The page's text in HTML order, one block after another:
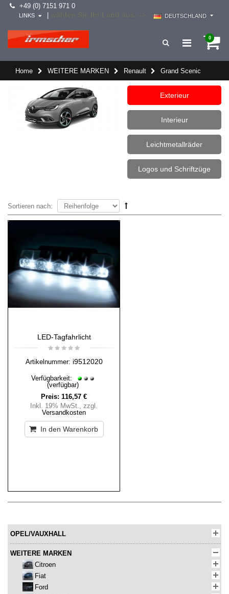
+49 (0) 7151 971 0
DEUTSCHLAND
LINKS
0
Home WEITERE MARKEN Renault Grand Scenic
Exterieur
Interieur
Leichtmetallräder
Logos und Schriftzüge
Sortieren nach:
LED-Tagfahrlicht
Artikelnummer: i9512020
Verfügbarkeit:
(verfügbar)
Preis: 116,57 €
Inkl. 19% MwSt., zzgl.
Versandkosten
In den Warenkorb
OPEL/VAUXHALL
WEITERE MARKEN
Citroen
Fiat
Ford